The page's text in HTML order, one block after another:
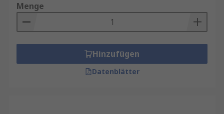
Menge
Hinzufügen
Datenblätter